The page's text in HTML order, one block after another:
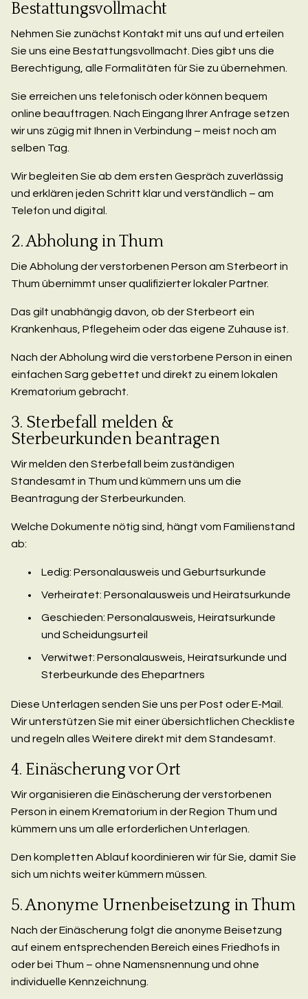
Bestattungsvollmacht
Nehmen Sie zunächst Kontakt mit uns auf und erteilen
Sie uns eine Bestattungsvollmacht. Dies gibt uns die
Berechtigung, alle Formalitäten für Sie zu übernehmen.
Sie erreichen uns telefonisch oder können bequem
online beauftragen. Nach Eingang Ihrer Anfrage setzen
wir uns zügig mit Ihnen in Verbindung – meist noch am
selben Tag.
Wir begleiten Sie ab dem ersten Gespräch zuverlässig
und erklären jeden Schritt klar und verständlich – am
Telefon und digital.
2. Abholung in Thum
Die Abholung der verstorbenen Person am Sterbeort in
Thum übernimmt unser qualifizierter lokaler Partner.
Das gilt unabhängig davon, ob der Sterbeort ein
Krankenhaus, Pflegeheim oder das eigene Zuhause ist.
Nach der Abholung wird die verstorbene Person in einen
einfachen Sarg gebettet und direkt zu einem lokalen
Krematorium gebracht.
3. Sterbefall melden &
Sterbeurkunden beantragen
Wir melden den Sterbefall beim zuständigen
Standesamt in Thum und kümmern uns um die
Beantragung der Sterbeurkunden.
Welche Dokumente nötig sind, hängt vom Familienstand
ab:
Ledig: Personalausweis und Geburtsurkunde
Verheiratet: Personalausweis und Heiratsurkunde
Geschieden: Personalausweis, Heiratsurkunde
und Scheidungsurteil
Verwitwet: Personalausweis, Heiratsurkunde und
Sterbeurkunde des Ehepartners
Diese Unterlagen senden Sie uns per Post oder E-Mail.
Wir unterstützen Sie mit einer übersichtlichen Checkliste
und regeln alles Weitere direkt mit dem Standesamt.
4. Einäscherung vor Ort
Wir organisieren die Einäscherung der verstorbenen
Person in einem Krematorium in der Region Thum und
kümmern uns um alle erforderlichen Unterlagen.
Den kompletten Ablauf koordinieren wir für Sie, damit Sie
sich um nichts weiter kümmern müssen.
5. Anonyme Urnenbeisetzung in Thum
Nach der Einäscherung folgt die anonyme Beisetzung
auf einem entsprechenden Bereich eines Friedhofs in
oder bei Thum – ohne Namensnennung und ohne
individuelle Kennzeichnung.